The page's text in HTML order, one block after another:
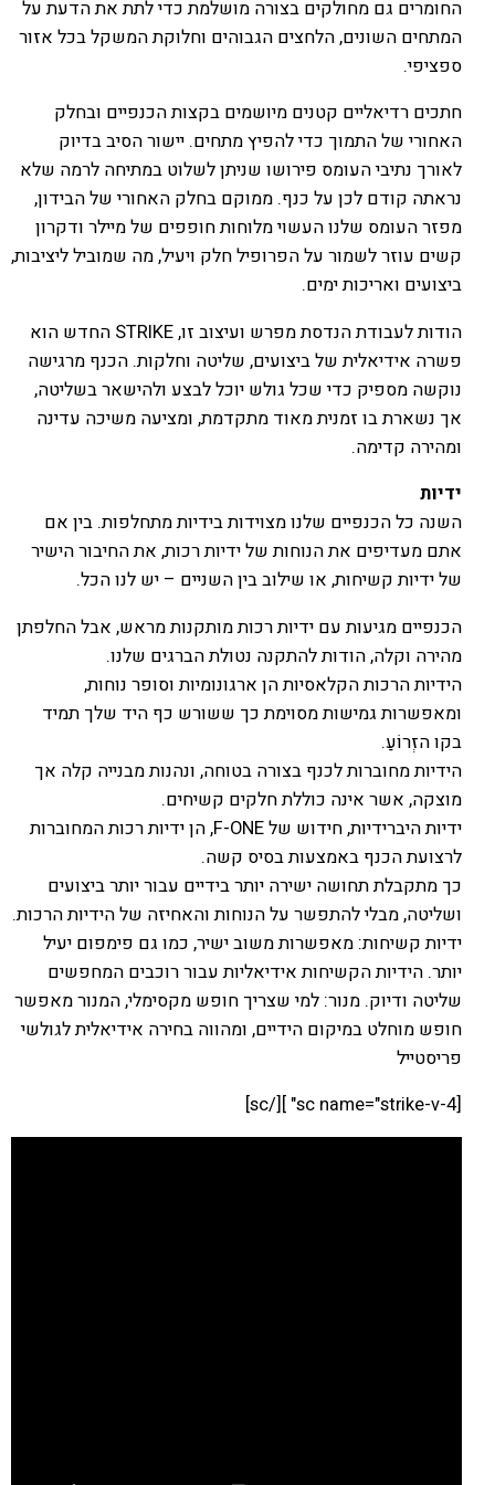
החומרים גם מחולקים בצורה מושלמת כדי לתת את הדעת על
המתחים השונים, הלחצים הגבוהים וחלוקת המשקל בכל אזור
ספציפי.
חתכים רדיאליים קטנים מיושמים בקצות הכנפיים ובחלק
האחורי של התמוך כדי להפיץ מתחים. יישור הסיב בדיוק
לאורך נתיבי העומס פירושו שניתן לשלוט במתיחה לרמה שלא
נראתה קודם לכן על כנף. ממוקם בחלק האחורי של הבידון,
מפזר העומס שלנו העשוי מלוחות חופפים של מיילר ודקרון
קשים עוזר לשמור על הפרופיל חלק ויעיל, מה שמוביל ליציבות,
ביצועים ואריכות ימים.
הודות לעבודת הנדסת מפרש ועיצוב זו, STRIKE החדש הוא
פשרה אידיאלית של ביצועים, שליטה וחלקות. הכנף מרגישה
נוקשה מספיק כדי שכל גולש יוכל לבצע ולהישאר בשליטה,
אך נשארת בו זמנית מאוד מתקדמת, ומציעה משיכה עדינה
ומהירה קדימה.
ידיות
השנה כל הכנפיים שלנו מצוידות בידיות מתחלפות. בין אם
אתם מעדיפים את הנוחות של ידיות רכות, את החיבור הישיר
של ידיות קשיחות, או שילוב בין השניים – יש לנו הכל.
הכנפיים מגיעות עם ידיות רכות מותקנות מראש, אבל החלפתן
מהירה וקלה, הודות להתקנה נטולת הברגים שלנו.
הידיות הרכות הקלאסיות הן ארגונומיות וסופר נוחות,
ומאפשרות גמישות מסוימת כך ששורש כף היד שלך תמיד
בקו הזְרוֹעַ.
הידיות מחוברות לכנף בצורה בטוחה, ונהנות מבנייה קלה אך
מוצקה, אשר אינה כוללת חלקים קשיחים.
ידיות היברידיות, חידוש של F-ONE, הן ידיות רכות המחוברות
לרצועת הכנף באמצעות בסיס קשה.
כך מתקבלת תחושה ישירה יותר בידיים עבור יותר ביצועים
ושליטה, מבלי להתפשר על הנוחות והאחיזה של הידיות הרכות.
ידיות קשיחות: מאפשרות משוב ישיר, כמו גם פימפום יעיל
יותר. הידיות הקשיחות אידיאליות עבור רוכבים המחפשים
שליטה ודיוק. מנור: למי שצריך חופש מקסימלי, המנור מאפשר
חופש מוחלט במיקום הידיים, ומהווה בחירה אידיאלית לגולשי
פריסטייל
[sc name="strike-v-4" ][/sc]